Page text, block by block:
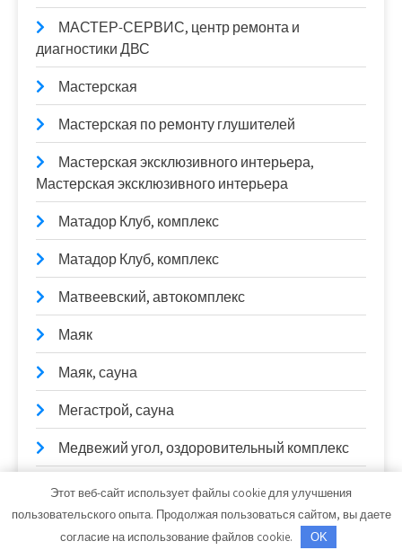
МАСТЕР-СЕРВИС, центр ремонта и
диагностики ДВС
Мастерская
Мастерская по ремонту глушителей
Мастерская эксклюзивного интерьера,
Мастерская эксклюзивного интерьера
Матадор Клуб, комплекс
Матадор Клуб, комплекс
Матвеевский, автокомплекс
Маяк
Маяк, сауна
Мегастрой, сауна
Медвежий угол, оздоровительный комплекс
Медвежий угол, оздоровительный комплекс
Меттел, сауна
Этот веб-сайт использует файлы cookie для улучшения
пользовательского опыта. Продолжая пользоваться сайтом, вы даете
согласие на использование файлов cookie.
OK